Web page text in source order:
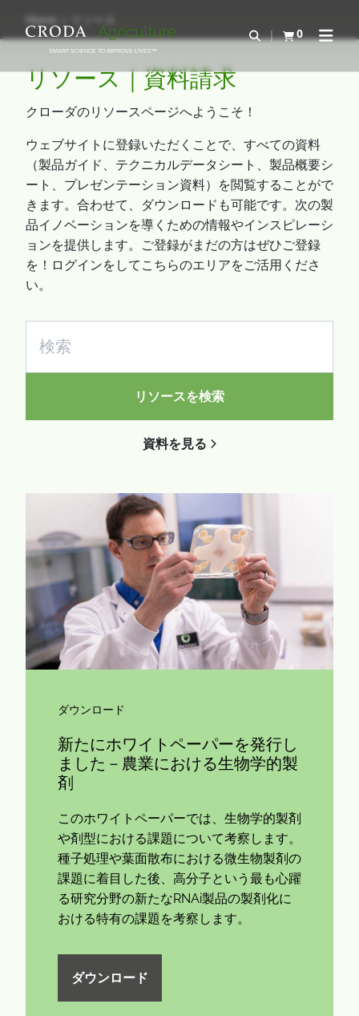
ン
ー
SMART SCIENCE TO IMPROVE LIVES™
検索を開く
0
カートを確認す
ナビ
Home
リソース｜資料請求
クローダのリソースページへようこそ！
ウェブサイトに登録いただくことで、すべての資料
（製品ガイド、テクニカルデータシート、製品概要シ
ート、プレゼンテーション資料）を閲覧することがで
きます。合わせて、ダウンロードも可能です。次の製
品イノベーションを導くための情報やインスピレーシ
ョンを提供します。ご登録がまだの方はぜひご登録
を！ログインをしてこちらのエリアをご活用くださ
い。
リソースを検索
資料を見る
ダウンロード
新たにホワイトペーパーを発行し
ました－農業における生物学的製
剤
このホワイトペーパーでは、生物学的製剤
や剤型における課題について考察します。
種子処理や葉面散布における微生物製剤の
課題に着目した後、高分子という最も心躍
る研究分野の新たなRNAi製品の製剤化に
おける特有の課題を考察します。
ダウンロード